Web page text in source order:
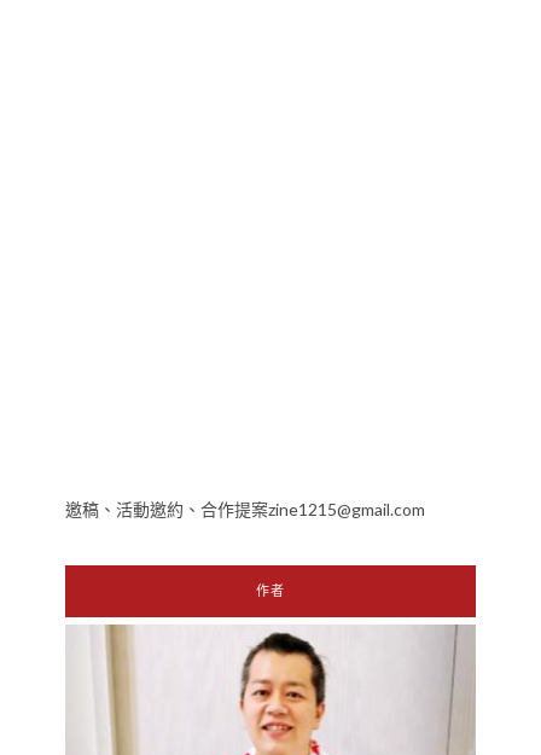
邀稿、活動邀約、合作提案zine1215@gmail.com
作者